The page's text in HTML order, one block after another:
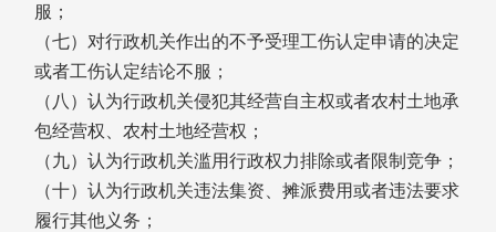
服；
（七）对行政机关作出的不予受理工伤认定申请的决定
或者工伤认定结论不服；
（八）认为行政机关侵犯其经营自主权或者农村土地承
包经营权、农村土地经营权；
（九）认为行政机关滥用行政权力排除或者限制竞争；
（十）认为行政机关违法集资、摊派费用或者违法要求
履行其他义务；